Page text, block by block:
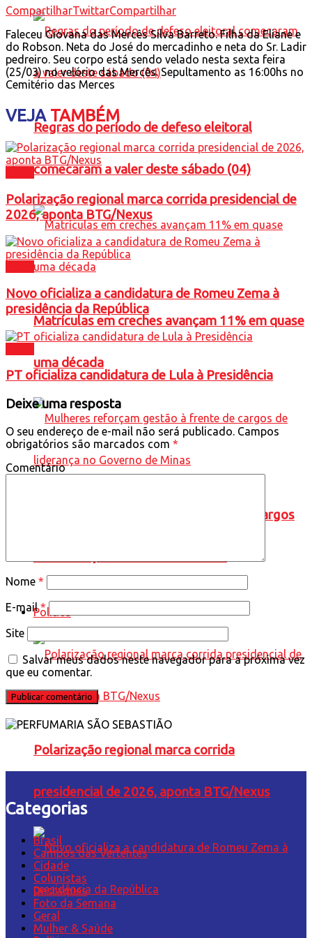
Regras do período de defeso eleitoral
comecaram a valer deste sábado (04)
Matrículas em creches avançam 11% em quase
uma década
Mulheres reforçam gestão à frente de cargos
Política
Polarização regional marca corrida
presidencial de 2026, aponta BTG/Nexus
CompartilharTwittarCompartilhar
Faleceu Giovana das Mercês Silva Barreto. Filha da Eliane e
do Robson. Neta do José do mercadinho e neta do Sr. Ladir
pedreiro. Seu corpo está sendo velado nesta sexta feira
(25/03) no velório das Mercês. Sepultamento as 16:00hs no
Cemitério das Merces
VEJATAMBÉM
Polarização regional marca corrida presidencial de
2026, aponta BTG/Nexus
Novo oficializa a candidatura de Romeu Zema à
presidência da República
PT oficializa candidatura de Lula à Presidência
Deixe uma resposta
O seu endereço de e-mail não será publicado. Campos
obrigatórios são marcados com *
Comentário
Nome *
E-mail*
Site
Salvar meus dados neste navegador para a próxima vez
que eu comentar.
Categorias
Brasil
Campos das Vertentes
Cidade
Colunistas
Destaques
Foto da Semana
Geral
Mulher & Saúde